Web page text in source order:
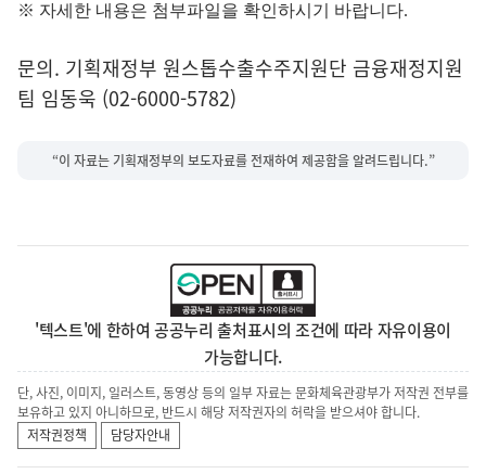
※ 자세한 내용은 첨부파일을 확인하시기 바랍니다.
문의. 기획재정부 원스톱수출수주지원단 금융재정지원
팀 임동욱 (02-6000-5782)
“이 자료는 기획재정부의 보도자료를 전재하여 제공함을 알려드립니다.”
'텍스트'에 한하여 공공누리 출처표시의 조건에 따라 자유이용이
가능합니다.
단, 사진, 이미지, 일러스트, 동영상 등의 일부 자료는 문화체육관광부가 저작권 전부를
보유하고 있지 아니하므로, 반드시 해당 저작권자의 허락을 받으셔야 합니다.
저작권정책
담당자안내